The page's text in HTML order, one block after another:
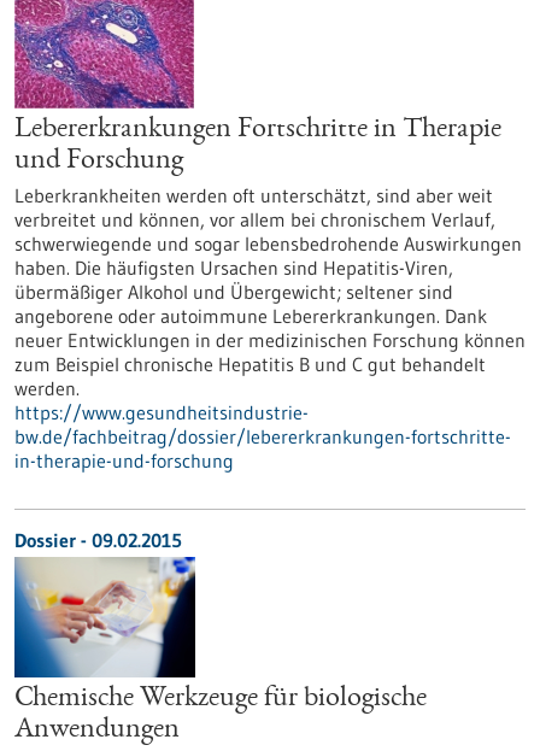
Lebererkrankungen Fortschritte in Therapie
und Forschung
Leberkrankheiten werden oft unterschätzt, sind aber weit
verbreitet und können, vor allem bei chronischem Verlauf,
schwerwiegende und sogar lebensbedrohende Auswirkungen
haben. Die häufigsten Ursachen sind Hepatitis-Viren,
übermäßiger Alkohol und Übergewicht; seltener sind
angeborene oder autoimmune Lebererkrankungen. Dank
neuer Entwicklungen in der medizinischen Forschung können
zum Beispiel chronische Hepatitis B und C gut behandelt
werden.
https://www.gesundheitsindustrie-
bw.de/fachbeitrag/dossier/lebererkrankungen-fortschritte-
in-therapie-und-forschung
Dossier - 09.02.2015
Chemische Werkzeuge für biologische
Anwendungen